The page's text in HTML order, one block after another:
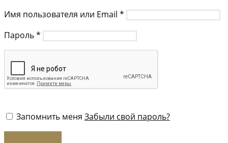
Имя пользователя или Email *
Пароль*
Запомнить меня Забыли свой пароль?